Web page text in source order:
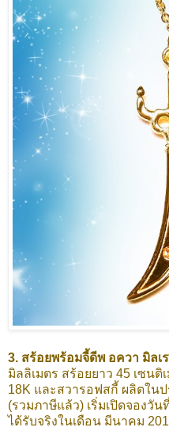
3. สร้อยพร้อมจี้ดีพ อควา มิลเ
มิลลิเมตร สร้อยยาว 45 เซนติ
18K และสวารอฟสกี้ ผลิตใน
(รวมภาษีแล้ว) เริ่มเปิดจองวั
ได้รับจริงในเดือน มีนาคม